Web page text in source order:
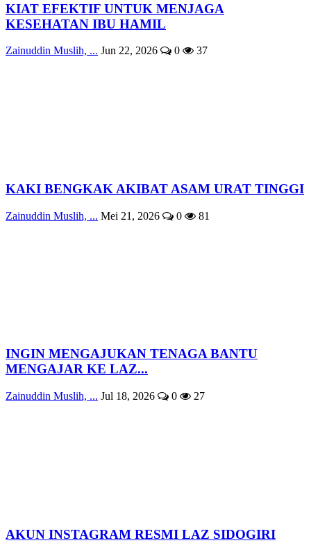
KIAT EFEKTIF UNTUK MENJAGA
KESEHATAN IBU HAMIL
Zainuddin Muslih, ... Jun 22, 2026 0 37
KAKI BENGKAK AKIBAT ASAM URAT TINGGI
Zainuddin Muslih, ... Mei 21, 2026 0 81
INGIN MENGAJUKAN TENAGA BANTU
MENGAJAR KE LAZ...
Zainuddin Muslih, ... Jul 18, 2026 0 27
AKUN INSTAGRAM RESMI LAZ SIDOGIRI